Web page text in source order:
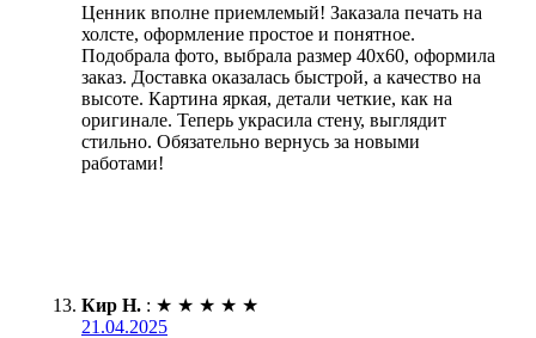
Ценник вполне приемлемый! Заказала печать на
холсте, оформление простое и понятное.
Подобрала фото, выбрала размер 40х60, оформила
заказ. Доставка оказалась быстрой, а качество на
высоте. Картина яркая, детали четкие, как на
оригинале. Теперь украсила стену, выглядит
стильно. Обязательно вернусь за новыми
работами!
Кир Н. : ★ ★ ★ ★ ★
21.04.2025